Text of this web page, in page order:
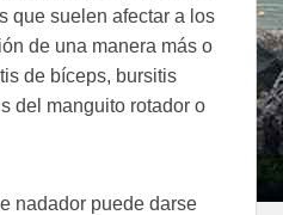
que suelen afectar a los
de una manera más o
de bíceps, bursitis
del manguito rotador o
nadador puede darse